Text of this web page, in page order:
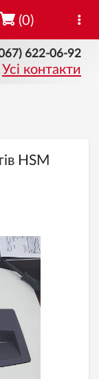
622-06-92
Усі контакти
(0)
HSM